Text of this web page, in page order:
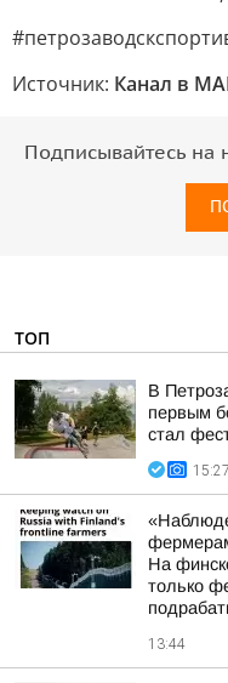
Источник: Канал в
Подписывайтесь на
ТОП
В
первым
стал
15:27
На
только
13:44